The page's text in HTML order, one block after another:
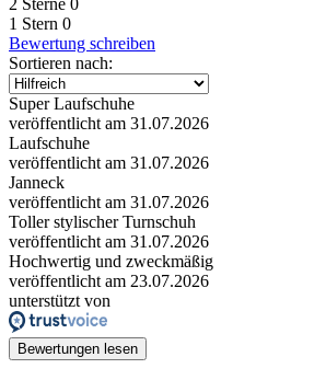
1 Stern 0
Bewertung schreiben
Sortieren nach:
Super Laufschuhe
veröffentlicht am 31.07.2026
Laufschuhe
veröffentlicht am 31.07.2026
Janneck
veröffentlicht am 31.07.2026
Toller stylischer Turnschuh
veröffentlicht am 31.07.2026
Hochwertig und zweckmäßig
veröffentlicht am 23.07.2026
unterstützt von
Bewertungen lesen